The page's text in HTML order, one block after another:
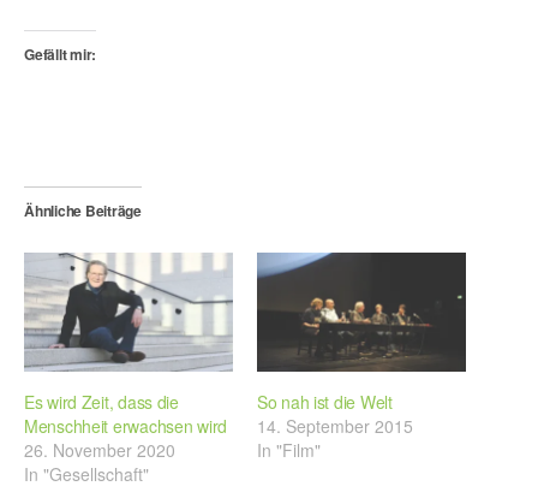
Gefällt mir:
Ähnliche Beiträge
Es wird Zeit, dass die
Menschheit erwachsen wird
26. November 2020
In "Gesellschaft"
So nah ist die Welt
14. September 2015
In "Film"